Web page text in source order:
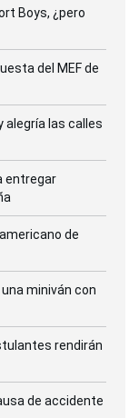
Boys, ¿pero
del MEF de
alegría las calles
entregar
de
miniván con
rendirán
de accidente